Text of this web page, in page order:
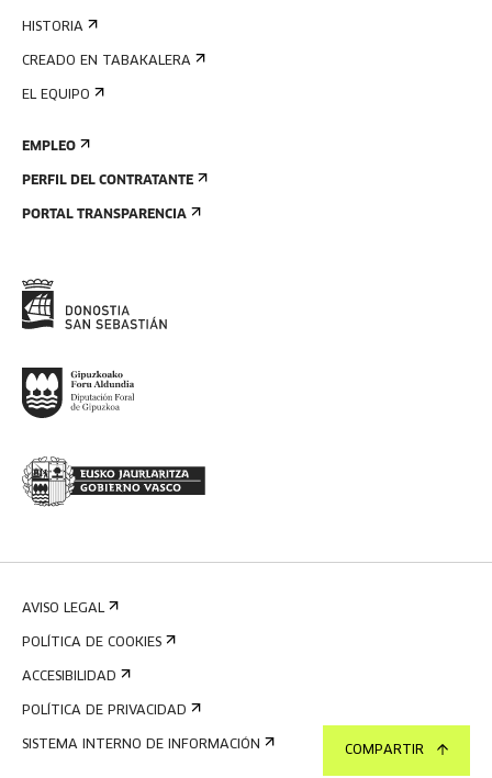
COMPARTIR
HISTORIA
CREADO EN TABAKALERA
EL EQUIPO
EMPLEO
PERFIL DEL CONTRATANTE
PORTAL TRANSPARENCIA
AVISO LEGAL
POLÍTICA DE COOKIES
ACCESIBILIDAD
POLÍTICA DE PRIVACIDAD
SISTEMA INTERNO DE INFORMACIÓN